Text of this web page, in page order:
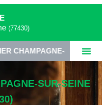
(77430)
SUR-SEINE •
SUR-SEINE